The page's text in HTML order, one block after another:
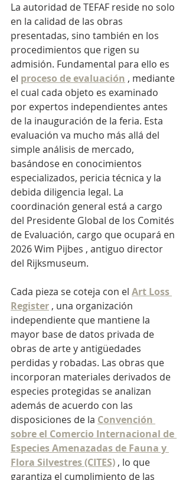
La autoridad de TEFAF reside no solo
en la calidad de las obras
presentadas, sino también en los
procedimientos que rigen su
admisión. Fundamental para ello es
el proceso de evaluación , mediante
el cual cada objeto es examinado
por expertos independientes antes
de la inauguración de la feria. Esta
evaluación va mucho más allá del
simple análisis de mercado,
basándose en conocimientos
especializados, pericia técnica y la
debida diligencia legal. La
coordinación general está a cargo
del Presidente Global de los Comités
de Evaluación, cargo que ocupará en
2026 Wim Pijbes , antiguo director
del Rijksmuseum.
Cada pieza se coteja con el Art Loss
Register , una organización
independiente que mantiene la
mayor base de datos privada de
obras de arte y antigüedades
perdidas y robadas. Las obras que
incorporan materiales derivados de
especies protegidas se analizan
además de acuerdo con las
disposiciones de la Convención
sobre el Comercio Internacional de
Especies Amenazadas de Fauna y
Flora Silvestres (CITES) , lo que
garantiza el cumplimiento de las